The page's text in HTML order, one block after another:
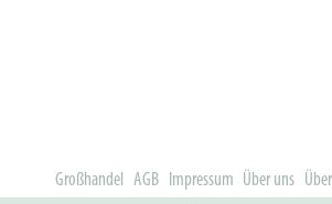
Großhandel AGB Impressum Über uns